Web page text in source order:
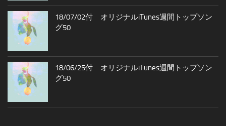
18/07/02付 オリジナルiTunes週間トップソン
グ50
18/06/25付 オリジナルiTunes週間トップソン
グ50